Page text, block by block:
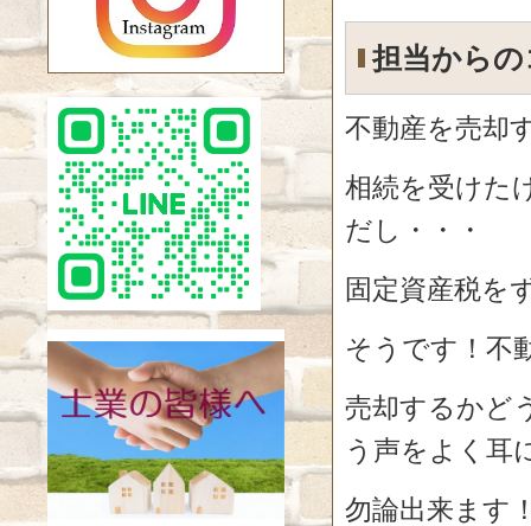
担当から
不動産を売却
相続を受けた
だし・・・
固定資産税を
そうです！不
売却するかど
う声をよく耳
勿論出来ます